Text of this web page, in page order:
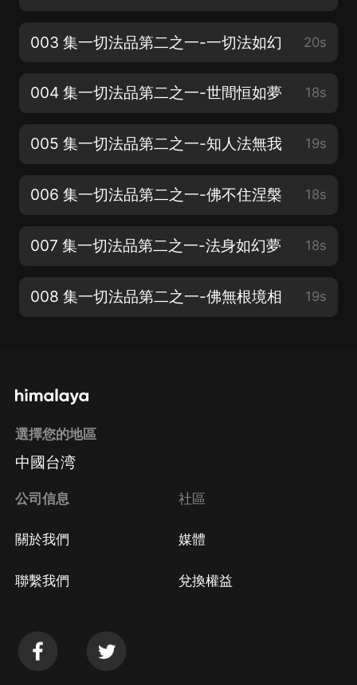
003 集一切法品第二之一-一切法如幻 20s
004 集一切法品第二之一-世間恒如夢 18s
005 集一切法品第二之一-知人法無我 19s
006 集一切法品第二之一-佛不住涅槃 18s
007 集一切法品第二之一-法身如幻夢 18s
008 集一切法品第二之一-佛無根境相 19s
選擇您的地區
中國台湾
公司信息
關於我們
聯繫我們
社區
媒體
兌換權益